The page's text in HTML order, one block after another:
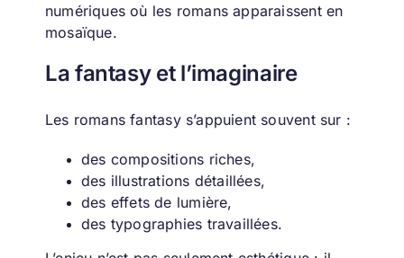
numériques où les romans apparaissent en
mosaïque.
La fantasy et l’imaginaire
Les romans fantasy s’appuient souvent sur :
des compositions riches,
des illustrations détaillées,
des effets de lumière,
des typographies travaillées.